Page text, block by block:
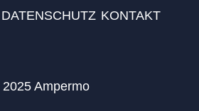
DATENSCHUTZ KONTAKT
2025 Ampermo